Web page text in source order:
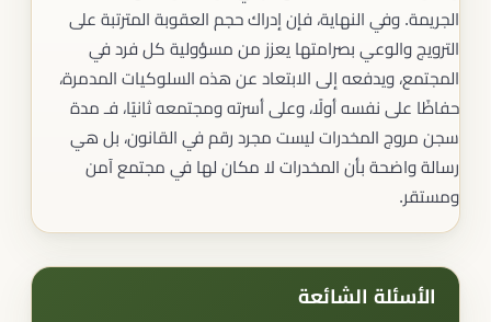
الجريمة. وفي النهاية، فإن إدراك حجم العقوبة المترتبة على
الترويج والوعي بصرامتها يعزز من مسؤولية كل فرد في
المجتمع، ويدفعه إلى الابتعاد عن هذه السلوكيات المدمرة،
حفاظًا على نفسه أولًا، وعلى أسرته ومجتمعه ثانيًا، فـ مدة
سجن مروج المخدرات ليست مجرد رقم في القانون، بل هي
رسالة واضحة بأن المخدرات لا مكان لها في مجتمع آمن
ومستقر.
الأسئلة الشائعة